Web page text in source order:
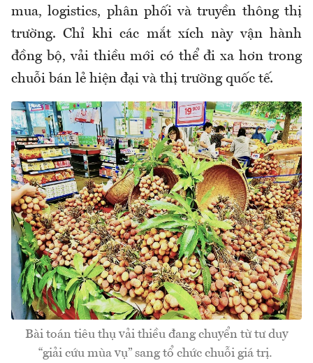
mua, logistics, phân phối và truyền thông thị
trường. Chỉ khi các mắt xích này vận hành
đồng bộ, vải thiều mới có thể đi xa hơn trong
chuỗi bán lẻ hiện đại và thị trường quốc tế.
Bài toán tiêu thụ vải thiều đang chuyển từ tư duy
“giải cứu mùa vụ” sang tổ chức chuỗi giá trị.